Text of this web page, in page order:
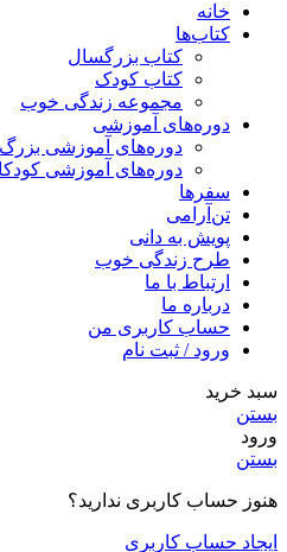
خانه
کتاب‌ها
کتاب بزرگسال
کتاب کودک
مجموعه زندگی خوب
دوره‌های آموزشی
دوره‌های آموزشی
دوره‌های آموزشی
سفرها
تن‌آرامی
پویش به دانی
طرح زندگی خوب
ارتباط با ما
درباره ما
حساب کاربری من
ورود / ثبت نام
سبد خرید
بستن
ورود
بستن
هنوز حساب کاربری ندارید؟
ایجاد حساب کاربری